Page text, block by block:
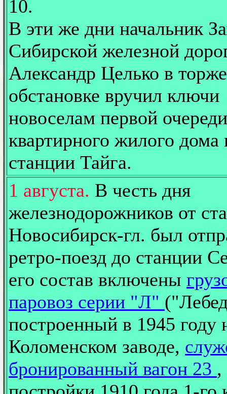
10.
В эти же дни начальник
Сибирской железной
Александр Целько в
обстановке вручил ключи
новоселам первой
квартирного жилого дома
станции Тайга.
1 августа. В честь дня
железнодорожников от
Новосибирск-гл. был
ретро-поезд до станции
его состав включены
паровоз серии "Л"
построенный в 1945 году
Коломенском заводе,
бронированный вагон 23 ,